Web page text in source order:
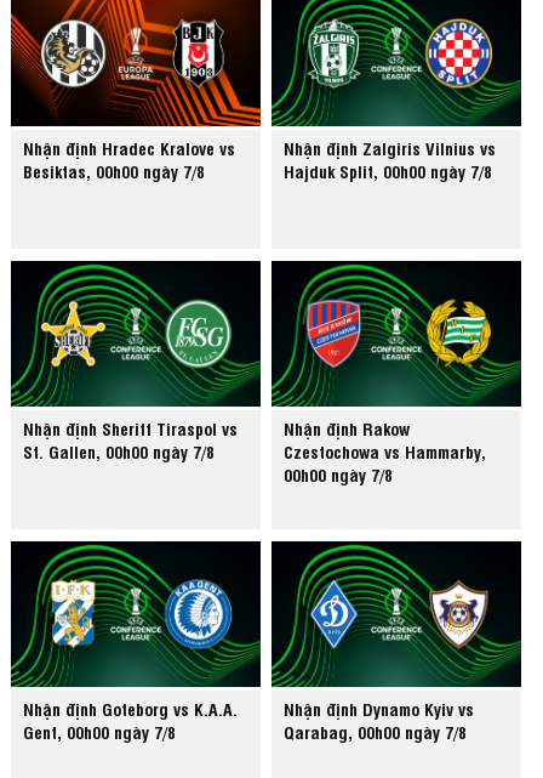
Nhận định Hradec Kralove vs
Besiktas, 00h00 ngày 7/8
Nhận định Zalgiris Vilnius vs
Hajduk Split, 00h00 ngày 7/8
Nhận định Sheriff Tiraspol vs
St. Gallen, 00h00 ngày 7/8
Nhận định Rakow
Czestochowa vs Hammarby,
00h00 ngày 7/8
Nhận định Goteborg vs K.A.A.
Gent, 00h00 ngày 7/8
Nhận định Dynamo Kyiv vs
Qarabag, 00h00 ngày 7/8